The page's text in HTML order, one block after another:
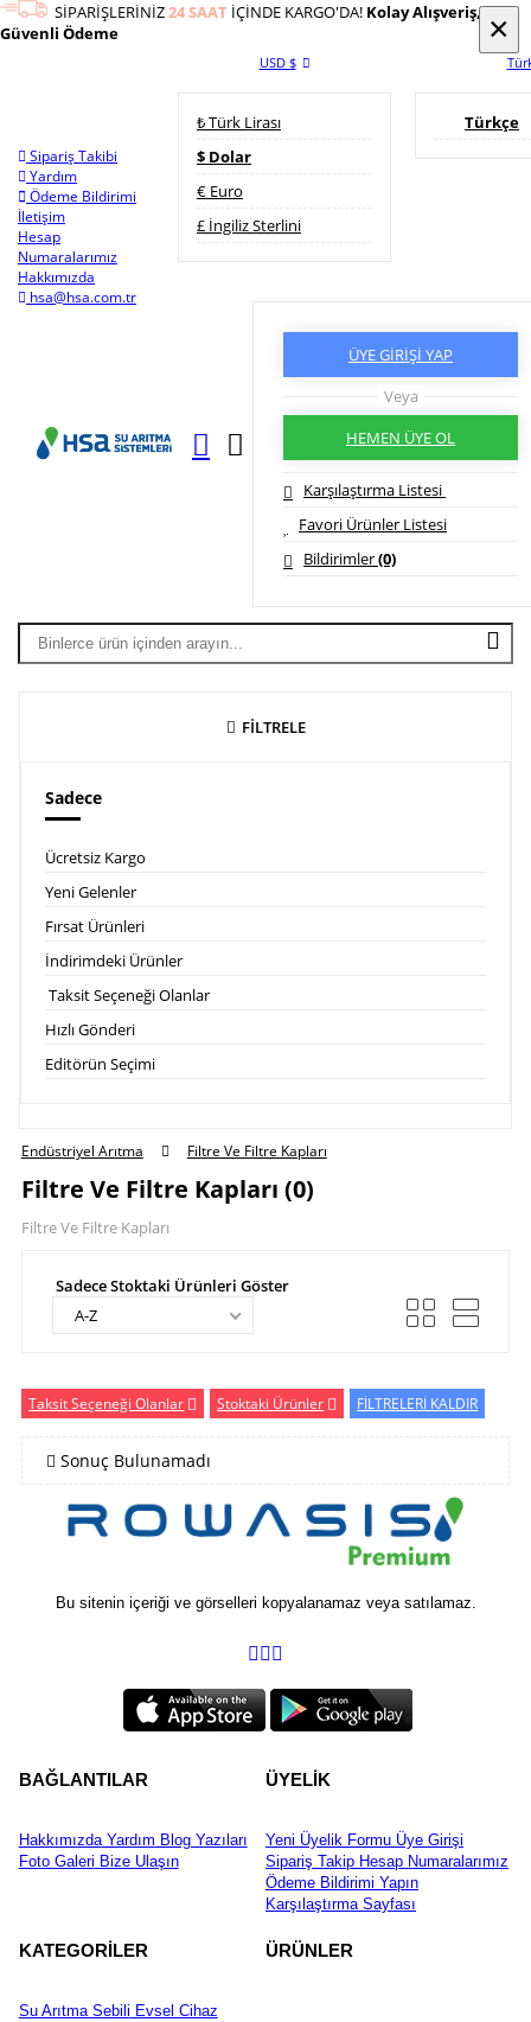
SİPARİŞLERİNİZ24 SAAT İÇİNDE KARGO'DA! Kolay Alışveriş,
Güvenli Ödeme
Sipariş Takibi
Yardım
Ödeme Bildirimi
İletişim
Hesap
Numaralarımız
Hakkımızda
hsa@hsa.com.tr
USD $
₺ Türk Lirası
$ Dolar
€ Euro
£ İngiliz Sterlini
Türkçe
ÜYE GİRİŞİ YAP
Veya
HEMEN ÜYE OL
Karşılaştırma Listesi
Favori Ürünler Listesi
Bildirimler(0)
FİLTRELE
Sadece
Ücretsiz Kargo
Yeni Gelenler
Fırsat Ürünleri
İndirimdeki Ürünler
Taksit Seçeneği Olanlar
Hızlı Gönderi
Editörün Seçimi
Endüstriyel Arıtma Filtre Ve Filtre Kapları
Filtre Ve Filtre Kapları (0)
Filtre Ve Filtre Kapları
Sadece Stoktaki Ürünleri Göster
A-Z
Taksit Seçeneği Olanlar Stoktaki Ürünler FİLTRELERİ KALDIR
Sonuç Bulunamadı
Bu sitenin içeriği ve görselleri kopyalanamaz veya satılamaz.
BAĞLANTILAR
HakkımızdaYardım Blog Yazıları
Foto Galeri Bize Ulaşın
ÜYELİK
Yeni Üyelik Formu Üye Girişi
Sipariş Takip Hesap Numaralarımız
Ödeme Bildirimi Yapın
Karşılaştırma Sayfası
KATEGORİLER
Su Arıtma Sebili Evsel Cihaz
ÜRÜNLER
×
×